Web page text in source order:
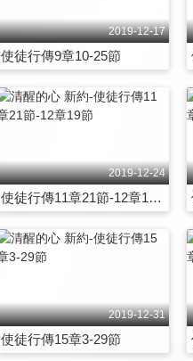
2019-12-17
使徒行傳9章10-25節
2019-12-24
使徒行傳11章21節-12章19節
2019-12-31
使徒行傳15章3-29節